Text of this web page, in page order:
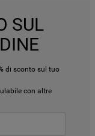
SUL
di sconto sul tuo
con altre